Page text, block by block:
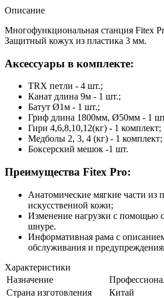
Описание
Многофункциональная станция Fitex
Защитный кожух из пластика 3 мм.
Аксеcсуары в комплекте:
TRX петли - 4 шт.;
Канат длина 9м - 1 шт.;
Батут Ø1м - 1 шт.;
Гриф длина 1800мм, Ø50мм - 1
Гири 4,6,8,10,12(кг) - 1 комплект;
Медболы 2, 3, 4 (кг) - 1 комплект;
Боксерский мешок -1 шт.
Преимущества Fitex Pro:
Анатомические мягкие части из
искусственной кожи;
Изменение нагрузки с помощью
шнуре.
Информативная рама с
обслуживания и
Характеристики
Назначение
Страна изготовления
Китай